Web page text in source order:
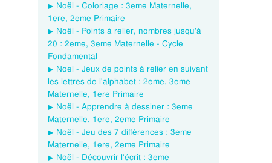
Noël - Coloriage : 3eme Maternelle,
1ere, 2eme Primaire
Noël - Points à relier, nombres jusqu'à
20 : 2eme, 3eme Maternelle - Cycle
Fondamental
Noel - Jeux de points à relier en suivant
les lettres de l'alphabet : 2eme, 3eme
Maternelle, 1ere Primaire
Noël - Apprendre à dessiner : 3eme
Maternelle, 1ere, 2eme Primaire
Noël - Jeu des 7 différences : 3eme
Maternelle, 1ere, 2eme Primaire
Noël - Découvrir l'écrit : 3eme